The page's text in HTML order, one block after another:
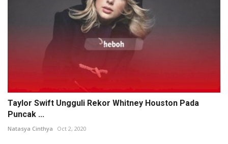
Taylor Swift Ungguli Rekor Whitney Houston Pada
Puncak ...
Natasya Cinthya Oct 2, 2020